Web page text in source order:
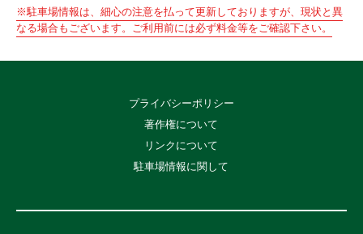
※駐車場情報は、細心の注意を払って更新しておりますが、現状と異
なる場合もございます。ご利用前には必ず料金等をご確認下さい。
プライバシーポリシー
著作権について
リンクについて
駐車場情報に関して